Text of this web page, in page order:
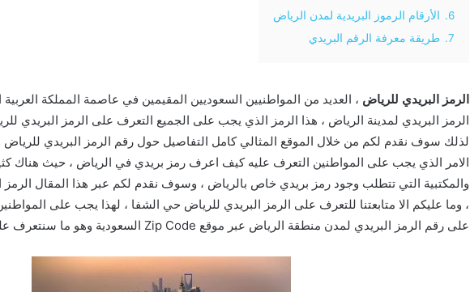
6.
الأرقام الرموز البريدية لمدن الرياض
7.
طريقة معرفة الرقم البريدي
الرمز البريدي للرياض ، العديد من المواطنيين السعوديين المقيمين في عاصمة المملكة
الرمز البريدي لمدينة الرياض ، هذا الرمز الذي يجب على الجميع التعرف على الرمز البريدي
لذلك سوف نقدم لكم من خلال الموقع المثالي كامل التفاصيل حول رقم الرمز البريدي للرياض
الامر الذي يجب على المواطنين التعرف عليه كيف اعرف رمز بريدي في الرياض ، حيث هناك كثير
والمكتبية التي تتطلب وجود رمز بريدي خاص بالرياض ، وسوف نقدم لكم عبر هذا المقال
، وما عليكم الا متابعتنا للتعرف على الرمز البريدي للرياض حي الشفا ، لهذا يجب على
على رقم الرمز البريدي لمدن منطقة الرياض عبر موقع Zip Code السعودية وهو ما سنتعرف عليه الان .